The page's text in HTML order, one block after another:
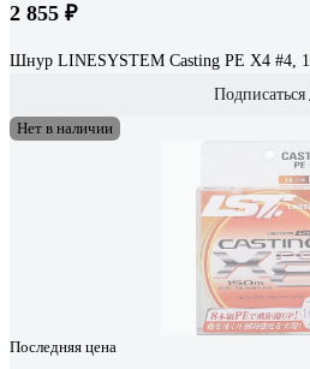
2 855 ₽
Шнур LINESYSTEM Casting PE X4 #4,
Подписаться
Нет в наличии
Последняя цена